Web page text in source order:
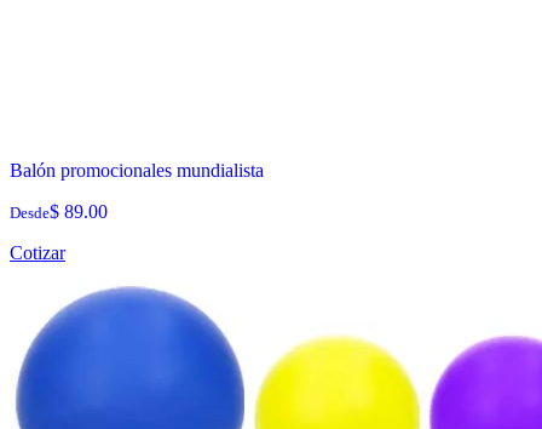
Balón promocionales mundialista
Desde$ 89.00
Cotizar